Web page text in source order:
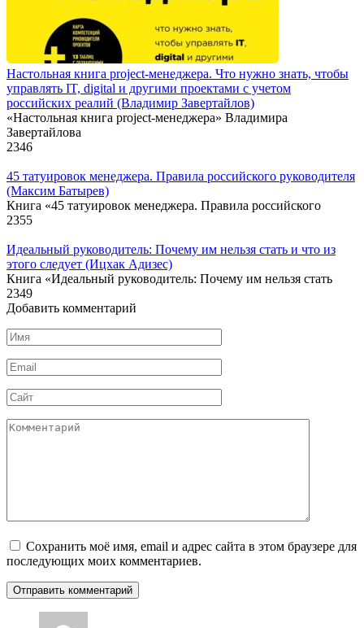
Настольная книга project-менеджера. Что нужно знать, чтобы
управлять IT, digital и другими проектами с учетом
российских реалий (Владимир Завертайлов)
«Настольная книга project-менеджера» Владимира
Завертайлова
2346
45 татуировок менеджера. Правила российского руководителя
(Максим Батырев)
Книга «45 татуировок менеджера. Правила российского
2355
Идеальный руководитель: Почему им нельзя стать и что из
этого следует (Ицхак Адизес)
Книга «Идеальный руководитель: Почему им нельзя стать
2349
Добавить комментарий
Имя
*
Email
*
Сайт
Комментарий
Сохранить моё имя, email и адрес сайта в этом браузере для
последующих моих комментариев.